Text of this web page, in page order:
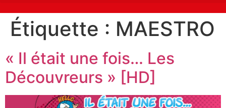
Étiquette : MAESTRO
« Il était une fois… Les
Découvreurs » [HD]